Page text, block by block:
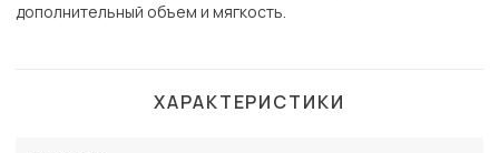
дополнительный объем и мягкость.
ХАРАКТЕРИСТИКИ